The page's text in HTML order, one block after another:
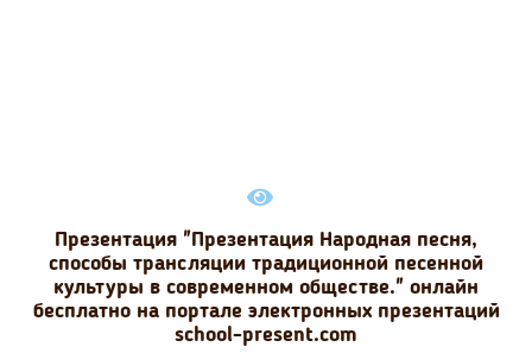
Презентация "Презентация Народная песня,
способы трансляции традиционной песенной
культуры в современном обществе." онлайн
бесплатно на портале электронных презентаций
school-present.com